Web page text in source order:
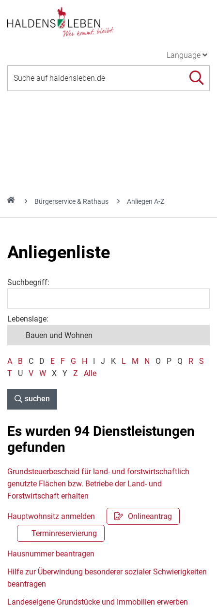
Language
Bürgerservice & Rathaus Anliegen A-Z
Anliegenliste
Suchbegriff:
Lebenslage:
A B C D E F G H I J K L M N O P Q R
S
T
U V W X Y Z Alle
suchen
Es wurden 94 Dienstleistungen
gefunden
Grundsteuerbescheid für land- und forstwirtschaftlich
genutzte Flächen bzw. Betriebe der Land- und
Forstwirtschaft erhalten
Hauptwohnsitz anmelden
Onlineantrag
Terminreservierung
Hausnummer beantragen
Hilfe zur Überwindung besonderer sozialer Schwierigkeiten
beantragen
Landeseigene Grundstücke und Immobilien erwerben